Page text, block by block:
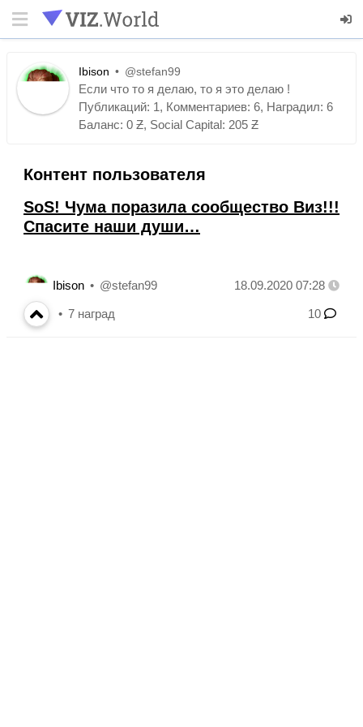
Ibison @stefan99
Если что то я делаю, то я это делаю !
Публикаций: 1, Комментариев: 6, Наградил: 6
Баланс: 0 Ƶ, Social Capital: 205 Ƶ
Контент пользователя
SoS! Чума поразила сообщество Виз!!!
Спасите наши души…
Ibison @stefan99 18.09.2020 07:28
7 наград 10